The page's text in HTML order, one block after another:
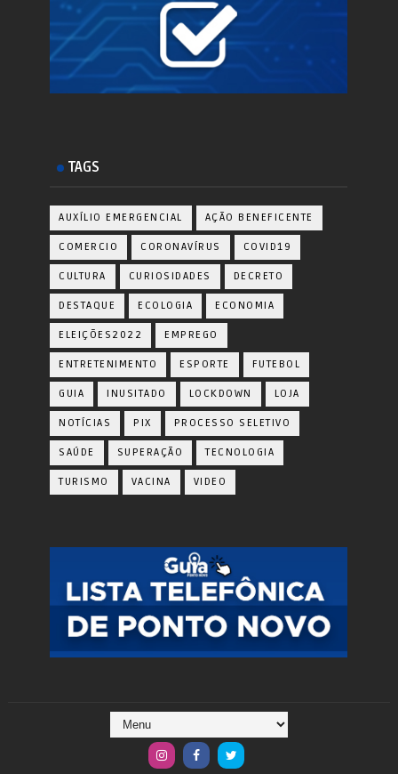
TAGS
AUXÍLIO EMERGENCIAL AÇÃO BENEFICENTE
COMERCIO CORONAVÍRUS COVID19
CULTURA CURIOSIDADES DECRETO
DESTAQUE ECOLOGIA ECONOMIA
ELEIÇÕES2022 EMPREGO
ENTRETENIMENTO ESPORTE FUTEBOL
GUIA INUSITADO LOCKDOWN LOJA
NOTÍCIAS PIX PROCESSO SELETIVO
SAÚDE SUPERAÇÃO TECNOLOGIA
TURISMO VACINA VIDEO